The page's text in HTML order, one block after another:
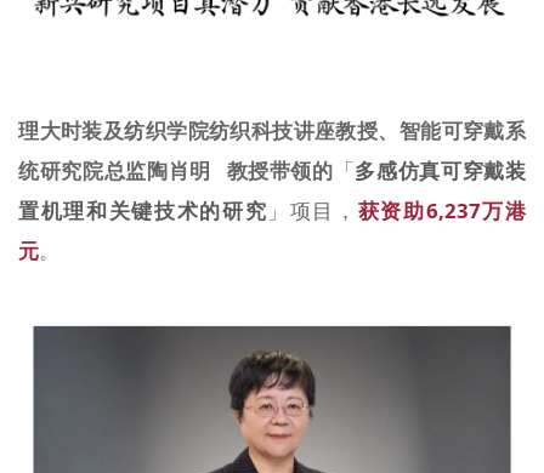
理大时装及纺织学院纺织科技讲座教授、智能可穿戴系
统研究院总监陶肖明 教授带领的 「多感仿真可穿戴装
置机理和关键技术的研究 」项目， 获资助6,237万港
元。